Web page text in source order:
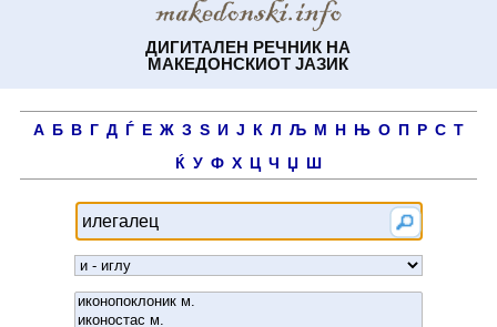
ДИГИТАЛЕН РЕЧНИК НА
МАКЕДОНСКИОТ ЈАЗИК
А Б В Г Д Ѓ Е Ж З Ѕ И Ј К Л Љ М Н Њ О П Р С Т
Ќ У Ф Х Ц Ч Џ Ш